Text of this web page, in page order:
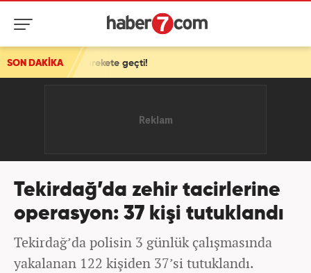
SON DAKİKA
geçti!
Tekirdağ’da zehir tacirlerine
operasyon: 37 kişi tutuklandı
Tekirdağ’da polisin 3 günlük çalışmasında
yakalanan 122 kişiden 37’si tutuklandı.